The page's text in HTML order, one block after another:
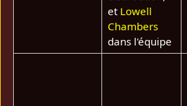
et Lowell
Chambers
dans l'équipe